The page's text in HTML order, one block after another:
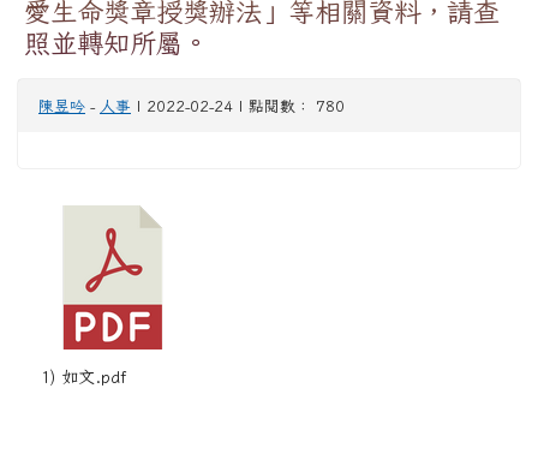
愛生命獎章授獎辦法」等相關資料，請查
照並轉知所屬。
陳昱吟 - 人事 | 2022-02-24 | 點閱數： 780
1) 如文.pdf